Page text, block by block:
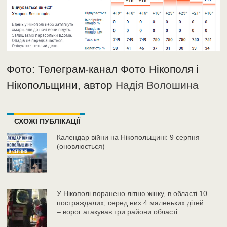
Фото: Телеграм-канал Фото Нікополя і
Нікопольщини, автор Надія Волошина
СХОЖІ ПУБЛІКАЦІЇ
Календар війни на Нікопольщині: 9 серпня
(оновлюється)
У Нікополі поранено літню жінку, в області 10
постраждалих, серед них 4 маленьких дітей
– ворог атакував три райони області